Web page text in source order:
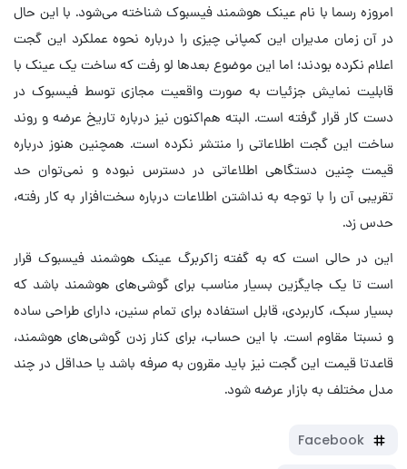
امروزه رسما با نام عینک هوشمند فیسبوک شناخته می‌شود. با این حال
در آن زمان مدیران این کمپانی چیزی را درباره نحوه عملکرد این گجت
اعلام نکرده بودند؛ اما این موضوع بعدها لو رفت که ساخت یک عینک با
قابلیت نمایش جزئیات به صورت واقعیت مجازی توسط فیسبوک در
دست کار قرار گرفته است. البته هم‌اکنون نیز درباره تاریخ عرضه و روند
ساخت این گجت اطلاعاتی را منتشر نکرده است. همچنین هنوز درباره
قیمت چنین دستگاهی اطلاعاتی در دسترس نبوده و نمی‌توان حد
تقریبی آن را با توجه به نداشتن اطلاعات درباره سخت‌افزار به کار رفته،
حدس زد.
این در حالی است که به گفته زاکربرگ عینک هوشمند فیسبوک قرار
است تا یک جایگزین بسیار مناسب برای گوشی‌های هوشمند باشد که
بسیار سبک، کاربردی، قابل استفاده برای تمام سنین، دارای طراحی ساده
و نسبتا مقاوم است. با این حساب، برای کنار زدن گوشی‌های هوشمند،
قاعدتا قیمت این گجت نیز باید مقرون به صرفه باشد یا حداقل در چند
مدل مختلف به بازار عرضه شود.
Facebook